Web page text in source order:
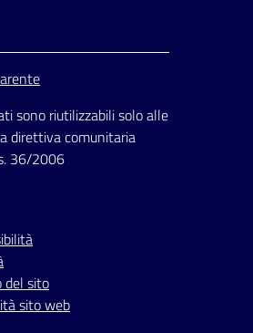
sono riutilizzabili solo alle
direttiva comunitaria
36/2006
del sito
sito web